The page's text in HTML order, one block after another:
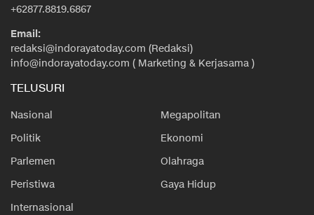
+62877.8819.6867
Email:
redaksi@indorayatoday.com (Redaksi)
info@indorayatoday.com ( Marketing & Kerjasama )
TELUSURI
Nasional
Megapolitan
Politik
Ekonomi
Parlemen
Olahraga
Peristiwa
Gaya Hidup
Internasional